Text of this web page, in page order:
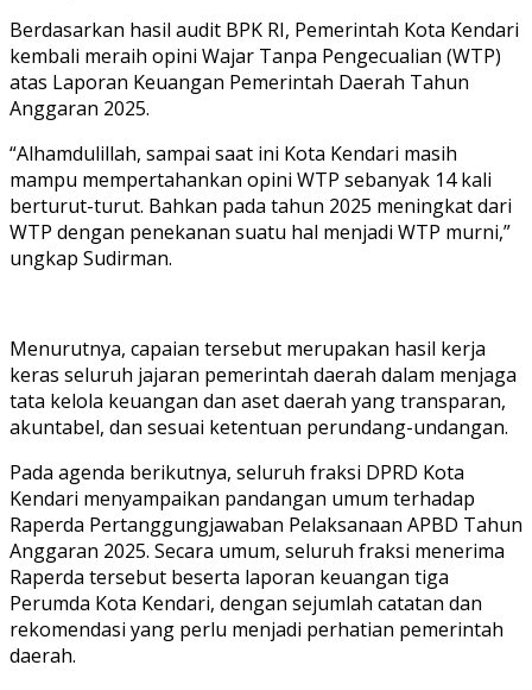
Berdasarkan hasil audit BPK RI, Pemerintah Kota Kendari
kembali meraih opini Wajar Tanpa Pengecualian (WTP)
atas Laporan Keuangan Pemerintah Daerah Tahun
Anggaran 2025.
“Alhamdulillah, sampai saat ini Kota Kendari masih
mampu mempertahankan opini WTP sebanyak 14 kali
berturut-turut. Bahkan pada tahun 2025 meningkat dari
WTP dengan penekanan suatu hal menjadi WTP murni,”
ungkap Sudirman.
Menurutnya, capaian tersebut merupakan hasil kerja
keras seluruh jajaran pemerintah daerah dalam menjaga
tata kelola keuangan dan aset daerah yang transparan,
akuntabel, dan sesuai ketentuan perundang-undangan.
Pada agenda berikutnya, seluruh fraksi DPRD Kota
Kendari menyampaikan pandangan umum terhadap
Raperda Pertanggungjawaban Pelaksanaan APBD Tahun
Anggaran 2025. Secara umum, seluruh fraksi menerima
Raperda tersebut beserta laporan keuangan tiga
Perumda Kota Kendari, dengan sejumlah catatan dan
rekomendasi yang perlu menjadi perhatian pemerintah
daerah.